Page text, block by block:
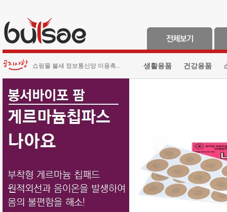
쇼핑몰 불새 정보통신망 이용촉... 생활용품 건강용품